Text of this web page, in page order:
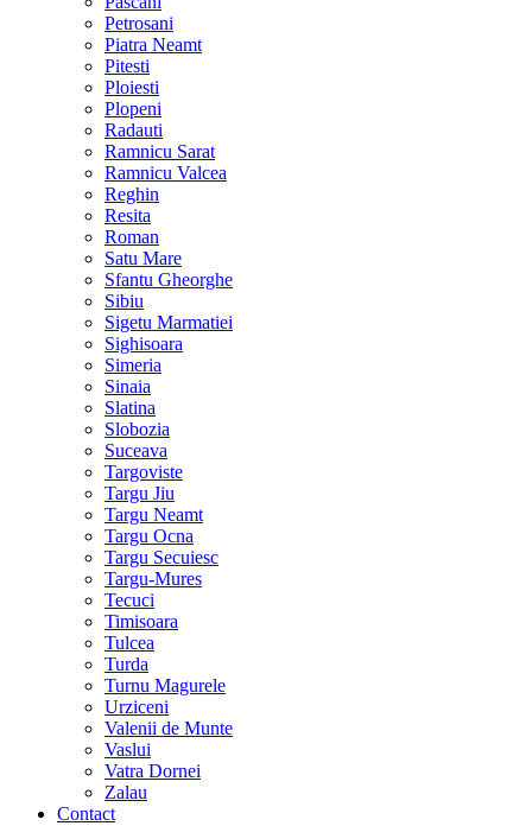
Petrosani
Piatra Neamt
Pitesti
Ploiesti
Plopeni
Radauti
Ramnicu Sarat
Ramnicu Valcea
Reghin
Resita
Roman
Satu Mare
Sfantu Gheorghe
Sibiu
Sigetu Marmatiei
Sighisoara
Simeria
Sinaia
Slatina
Slobozia
Suceava
Targoviste
Targu Jiu
Targu Neamt
Targu Ocna
Targu Secuiesc
Targu-Mures
Tecuci
Timisoara
Tulcea
Turda
Turnu Magurele
Urziceni
Valenii de Munte
Vaslui
Vatra Dornei
Zalau
Contact